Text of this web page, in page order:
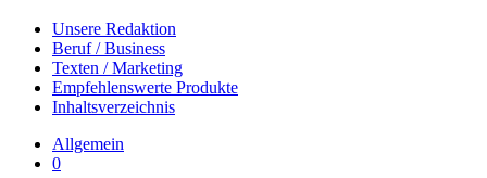
Unsere Redaktion
Beruf / Business
Texten / Marketing
Empfehlenswerte Produkte
Inhaltsverzeichnis
Allgemein
0